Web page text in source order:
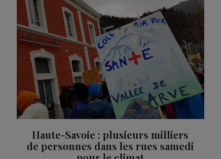
Haute-Savoie : plusieurs milliers
de personnes dans les rues samedi